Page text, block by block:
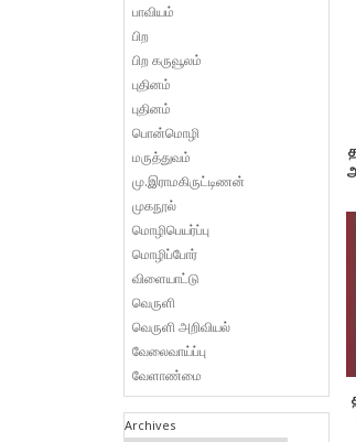
பாவியம்
பிற
பிற கருவூலம்
புதினம்
புதினம்
பொன்மொழி
மருத்துவம்
மு.இராமகிருட்டிணன்
முகநூல்
மொழிபெயர்ப்பு
மொழிப்போர்
விளையாட்டு
வெருளி
வெருளி அறிவியல்
வேலைவாய்ப்பு
வேளாண்மை
Archives